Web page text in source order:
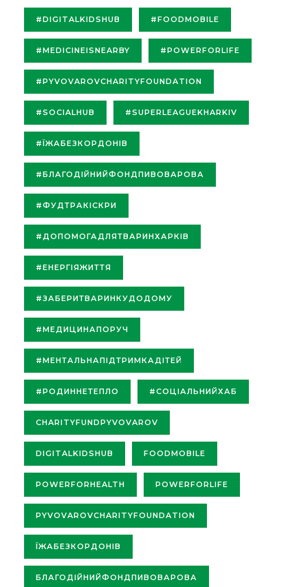
#DIGITALKIDSHUB #FOODMOBILE
#MEDICINEISNEARBY #POWERFORLIFE
#PYVOVAROVCHARITYFOUNDATION
#SOCIALHUB #SUPERLEAGUEKHARKIV
#ЇЖАБЕЗКОРДОНІВ
#БЛАГОДІЙНИЙФОНДПИВОВАРОВА
#ФУДТРАКІСКРИ
#ДОПОМОГАДЛЯТВАРИНХАРКІВ
#ЕНЕРГІЯЖИТТЯ
#ЗАБЕРИТВАРИНКУДОДОМУ
#МЕДИЦИНАПОРУЧ
#МЕНТАЛЬНАПІДТРИМКАДІТЕЙ
#РОДИННЕТЕПЛО #СОЦІАЛЬНИЙХАБ
CHARITYFUNDPYVOVAROV
DIGITALKIDSHUB FOODMOBILE
POWERFORHEALTH POWERFORLIFE
PYVOVAROVCHARITYFOUNDATION
ЇЖАБЕЗКОРДОНІВ
БЛАГОДІЙНИЙФОНДПИВОВАРОВА